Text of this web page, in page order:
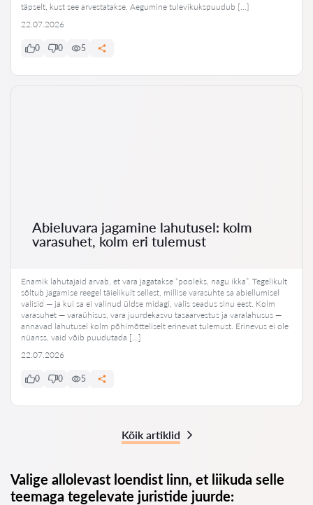
täpselt, kust see arvestatakse. Aegumine tulevikukspuudub […]
22.07.2026
0 0 5
Abieluvara jagamine lahutusel: kolm
varasuhet, kolm eri tulemust
Enamik lahutajaid arvab, et vara jagatakse “pooleks, nagu ikka”. Tegelikult
sõltub jagamise reegel täielikult sellest, millise varasuhte sa abiellumisel
valisid — ja kui sa ei valinud üldse midagi, valis seadus sinu eest. Kolm
varasuhet — varaühisus, vara juurdekasvu tasaarvestus ja varalahusus —
annavad lahutusel kolm põhimõtteliselt erinevat tulemust. Erinevus ei ole
nüanss, vaid võib puudutada […]
22.07.2026
0 0 5
Kõik artiklid
Valige allolevast loendist linn, et liikuda selle
teemaga tegelevate juristide juurde: